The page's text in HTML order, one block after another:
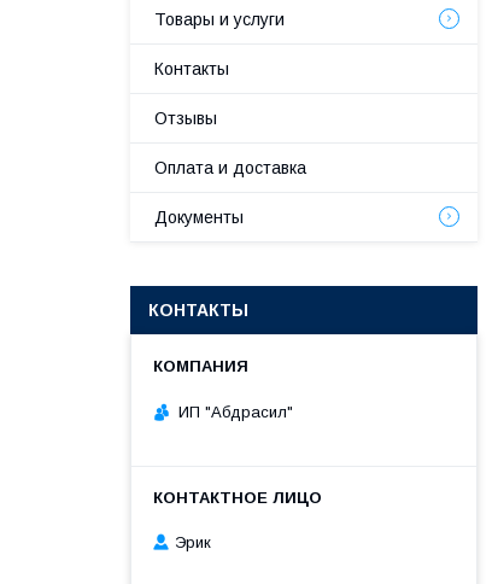
Товары и услуги
Контакты
Отзывы
Оплата и доставка
Документы
КОНТАКТЫ
ИП "Абдрасил"
Эрик